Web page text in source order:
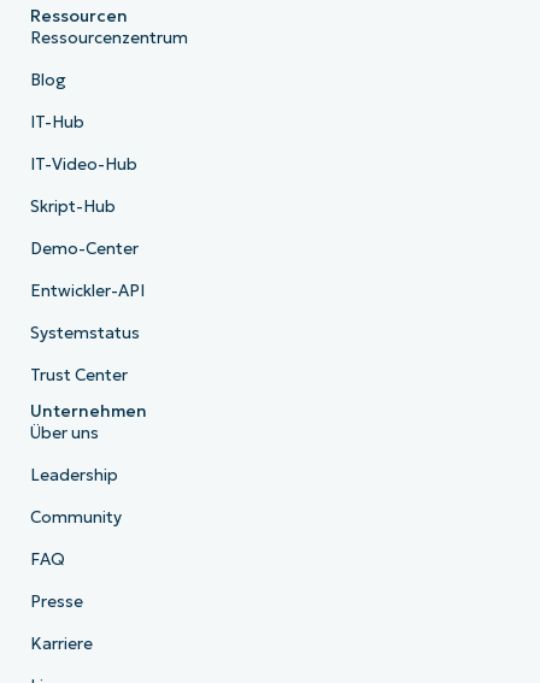
Ressourcen
Ressourcenzentrum
Blog
IT-Hub
IT-Video-Hub
Skript-Hub
Demo-Center
Entwickler-API
Systemstatus
Trust Center
Unternehmen
Über uns
Leadership
Community
FAQ
Presse
Karriere